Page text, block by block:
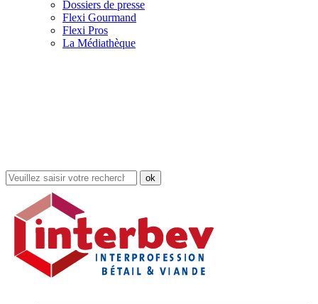
Dossiers de presse
Flexi Gourmand
Flexi Pros
La Médiathèque
Rechercher
dans
site